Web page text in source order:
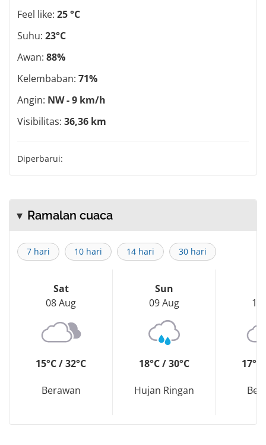
Feel like: 25 °C
Suhu: 23°C
Awan: 88%
Kelembaban: 71%
Angin: NW - 9 km/h
Visibilitas: 36,36 km
Diperbarui:
Ramalan cuaca
7 hari 10 hari 14 hari 30 hari
Sat
08 Aug
15°C / 32°C
Berawan
Sun
09 Aug
18°C / 30°C
Hujan Ringan
10
17°C